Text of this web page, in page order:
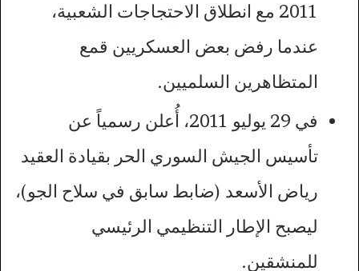
2011 مع انطلاق الاحتجاجات الشعبية،
عندما رفض بعض العسكريين قمع
المتظاهرين السلميين.
في 29 يوليو 2011، أُعلن رسمياً عن
تأسيس الجيش السوري الحر بقيادة العقيد
رياض الأسعد (ضابط سابق في سلاح الجو)،
ليصبح الإطار التنظيمي الرئيسي
للمنشقين.